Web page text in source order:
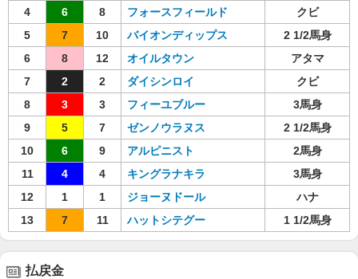
4
6 8 フォースフィールド
クビ
5
7 10 バイオンディップス
2 1/2馬身
6
8 12 オイルタウン
アタマ
7
2 2 ダイシンロイ
クビ
8
3 3 フィーユブルー
3馬身
9
5 7 ゼンノウラヌス
2 1/2馬身
10
6 9 アルピニスト
2馬身
11
4 4 キングラナキラ
3馬身
12
1 1 ジョーヌドール
ハナ
13
7 11 ハットシテグー 1 1/2馬身
払戻金